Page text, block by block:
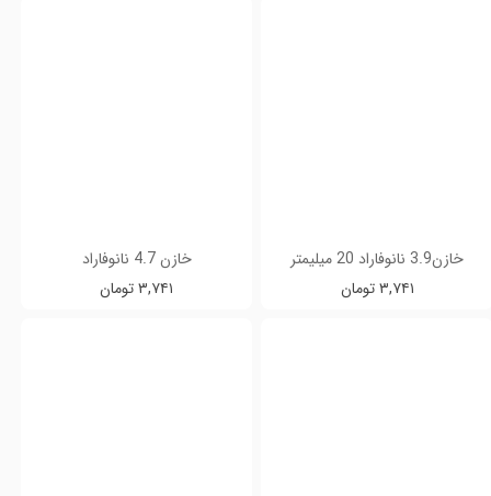
خازن3.9 نانوفاراد 20 میلیمتر
۳,۷۴۱ تومان
خازن 4.7 نانوفاراد
۳,۷۴۱ تومان